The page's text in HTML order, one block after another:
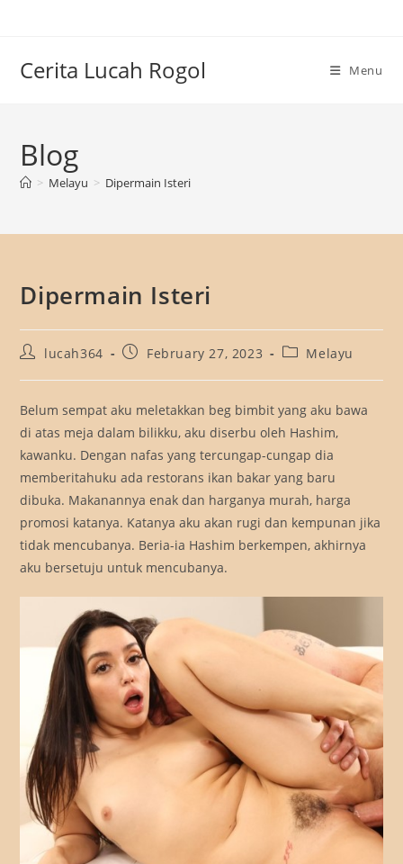
Cerita Lucah Rogol Menu
Blog
> Melayu > Dipermain Isteri
Dipermain Isteri
Postlucah364
PostFebruary 27, 2023
PostMelayu
Belum sempat aku meletakkan beg bimbit yang aku bawa
di atas meja dalam bilikku, aku diserbu oleh Hashim,
kawanku. Dengan nafas yang tercungap-cungap dia
memberitahuku ada restorans ikan bakar yang baru
dibuka. Makanannya enak dan harganya murah, harga
promosi katanya. Katanya aku akan rugi dan kempunan jika
tidak mencubanya. Beria-ia Hashim berkempen, akhirnya
aku bersetuju untuk mencubanya.